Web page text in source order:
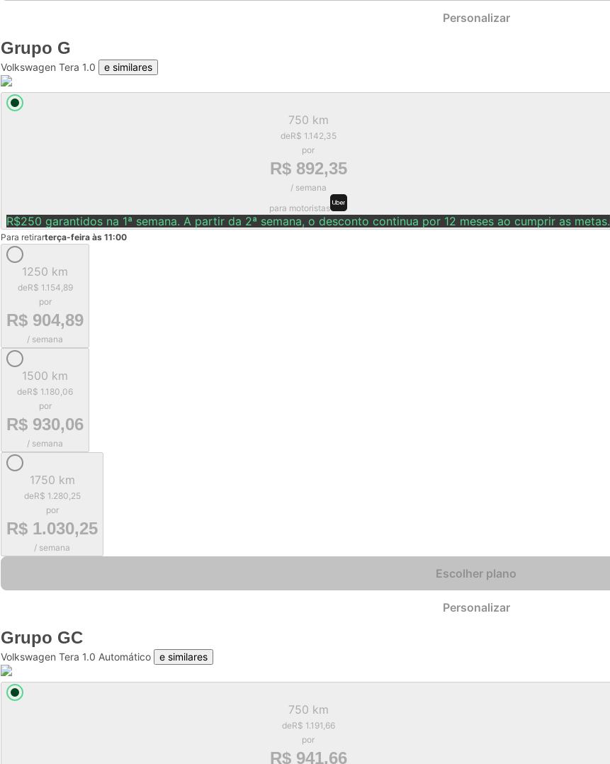
Personalizar
Grupo G
Volkswagen Tera 1.0 e similares
750 km
deR$ 1.142,35
por
R$ 892,35
/ semana
para motoristas
R$250 garantidos na 1ª semana. A partir da 2ª semana, o desconto continua por 12 meses ao cumprir as metas.
Para retirarterça-feira às 11:00
1250 km
deR$ 1.154,89
por
R$ 904,89
/ semana
1500 km
deR$ 1.180,06
por
R$ 930,06
/ semana
1750 km
deR$ 1.280,25
por
R$ 1.030,25
/ semana
Escolher plano
Personalizar
Grupo GC
Volkswagen Tera 1.0 Automático e similares
750 km
deR$ 1.191,66
por
R$ 941,66